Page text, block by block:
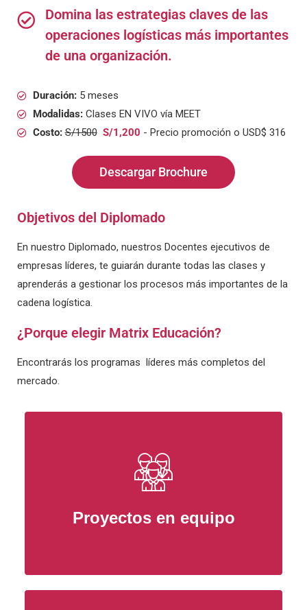
Domina las estrategias claves de las
operaciones logísticas más importantes
de una organización.
Duración:5 meses
Modalidas:Clases EN VIVO vía MEET
Costo: S/1500 S/1,200 - Precio promoción o USD$ 316
Descargar Brochure
Objetivos del Diplomado
En nuestro Diplomado, nuestros Docentes ejecutivos de
empresas líderes, te guiarán durante todas las clases y
aprenderás a gestionar los procesos más importantes de la
cadena logística.
¿Porque elegir Matrix Educación?
Encontrarás los programas líderes más completos del
mercado.
Proyectos en equipo